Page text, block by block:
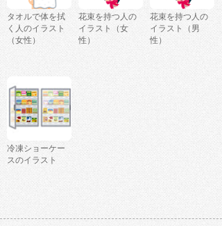
タオルで体を拭
く人のイラスト
（女性）
花束を持つ人の
イラスト（女
性）
花束を持つ人の
イラスト（男
性）
冷凍ショーケー
スのイラスト